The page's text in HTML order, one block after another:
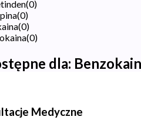
(0)
(0)
(0)
(0)
dla:
Medyczne